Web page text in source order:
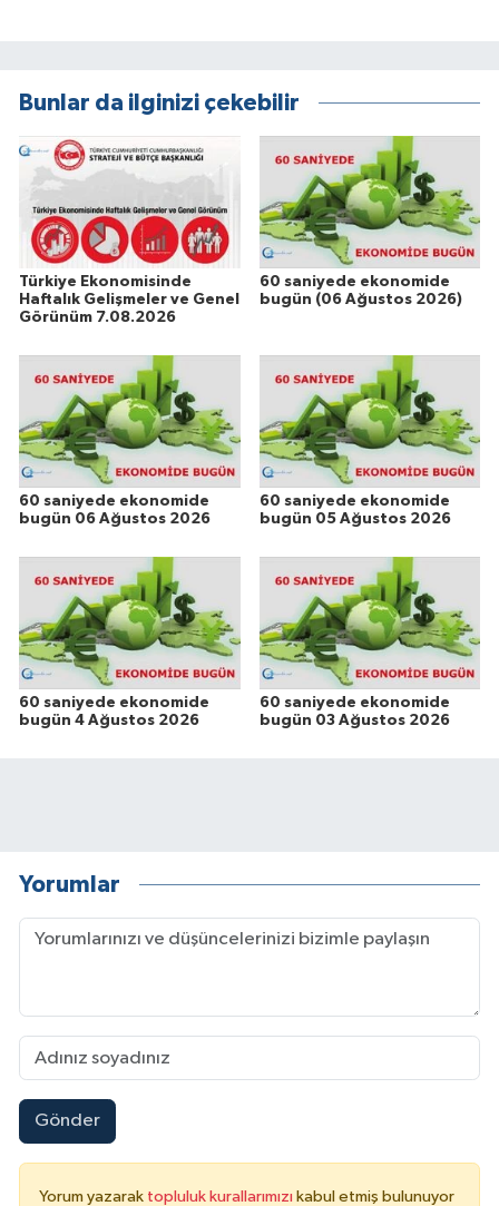
Bunlar da ilginizi çekebilir
Türkiye Ekonomisinde
Haftalık Gelişmeler ve Genel
Görünüm 7.08.2026
60 saniyede ekonomide
bugün (06 Ağustos 2026)
60 saniyede ekonomide
bugün 06 Ağustos 2026
60 saniyede ekonomide
bugün 05 Ağustos 2026
60 saniyede ekonomide
bugün 4 Ağustos 2026
60 saniyede ekonomide
bugün 03 Ağustos 2026
Yorumlar
Gönder
Yorum yazarak topluluk kurallarımızı kabul etmiş bulunuyor